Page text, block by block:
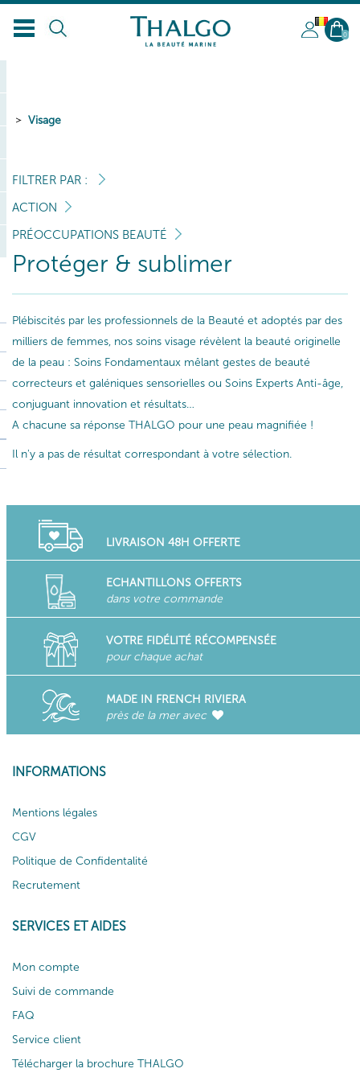
BL
0
Visage
FILTRER PAR :
ACTION
PRÉOCCUPATIONS BEAUTÉ
Protéger & sublimer
Plébiscités par les professionnels de la Beauté et adoptés par des
milliers de femmes, nos soins visage révèlent la beauté originelle
de la peau : Soins Fondamentaux mêlant gestes de beauté
correcteurs et galéniques sensorielles ou Soins Experts Anti-âge,
conjuguant innovation et résultats…
A chacune sa réponse THALGO pour une peau magnifiée !
Il n'y a pas de résultat correspondant à votre sélection.
LIVRAISON 48H OFFERTE
ECHANTILLONS OFFERTS
dans votre commande
VOTRE FIDÉLITÉ RÉCOMPENSÉE
pour chaque achat
MADE IN FRENCH RIVIERA
près de la mer avec
INFORMATIONS
Mentions légales
CGV
Politique de Confidentalité
Recrutement
SERVICES ET AIDES
Mon compte
Suivi de commande
FAQ
Service client
Télécharger la brochure THALGO